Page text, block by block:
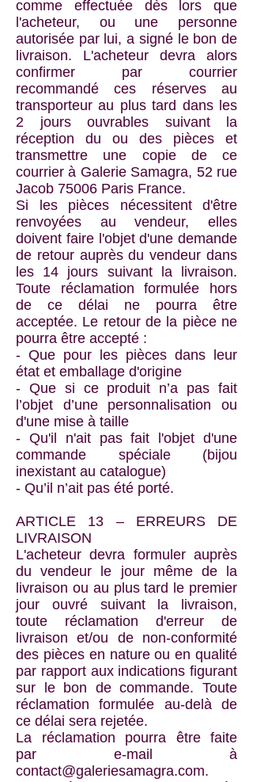
comme effectuée dès lors que
l'acheteur, ou une personne
autorisée par lui, a signé le bon de
livraison. L'acheteur devra alors
confirmer par courrier
recommandé ces réserves au
transporteur au plus tard dans les
2 jours ouvrables suivant la
réception du ou des pièces et
transmettre une copie de ce
courrier à Galerie Samagra, 52 rue
Jacob 75006 Paris France.
Si les pièces nécessitent d'être
renvoyées au vendeur, elles
doivent faire l'objet d'une demande
de retour auprès du vendeur dans
les 14 jours suivant la livraison.
Toute réclamation formulée hors
de ce délai ne pourra être
acceptée. Le retour de la pièce ne
pourra être accepté :
- Que pour les pièces dans leur
état et emballage d'origine
- Que si ce produit n’a pas fait
l’objet d’une personnalisation ou
d'une mise à taille
- Qu'il n'ait pas fait l'objet d'une
commande spéciale (bijou
inexistant au catalogue)
- Qu’il n’ait pas été porté.
ARTICLE 13 – ERREURS DE
LIVRAISON
L'acheteur devra formuler auprès
du vendeur le jour même de la
livraison ou au plus tard le premier
jour ouvré suivant la livraison,
toute réclamation d'erreur de
livraison et/ou de non-conformité
des pièces en nature ou en qualité
par rapport aux indications figurant
sur le bon de commande. Toute
réclamation formulée au-delà de
ce délai sera rejetée.
La réclamation pourra être faite
par e-mail à
contact@galeriesamagra.com.